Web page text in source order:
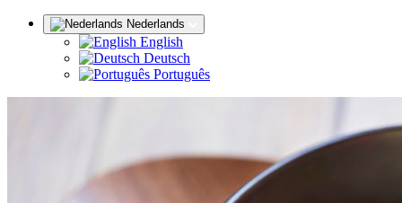
Nederlands
English
Deutsch
Português